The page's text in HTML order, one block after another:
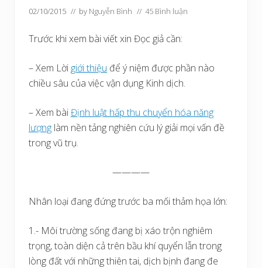
02/10/2015 // by Nguyễn Bình // 45 Bình luận
Trước khi xem bài viết xin Đọc giả cần:
– Xem Lời giới thiệu để ý niệm được phần nào
chiều sâu của việc vận dụng Kinh dịch.
– Xem bàiĐịnh luật hấp thu chuyển hóa năng
lượng làm nền tảng nghiên cứu lý giải mọi vấn đề
trong vũ trụ.
————
Nhân loại đang đứng trước ba mối thảm họa lớn:
1.- Môi trường sống đang bị xáo trộn nghiêm
trọng, toàn diện cả trên bầu khí quyển lẫn trong
lòng đất với những thiên tai, dịch bịnh đang đe